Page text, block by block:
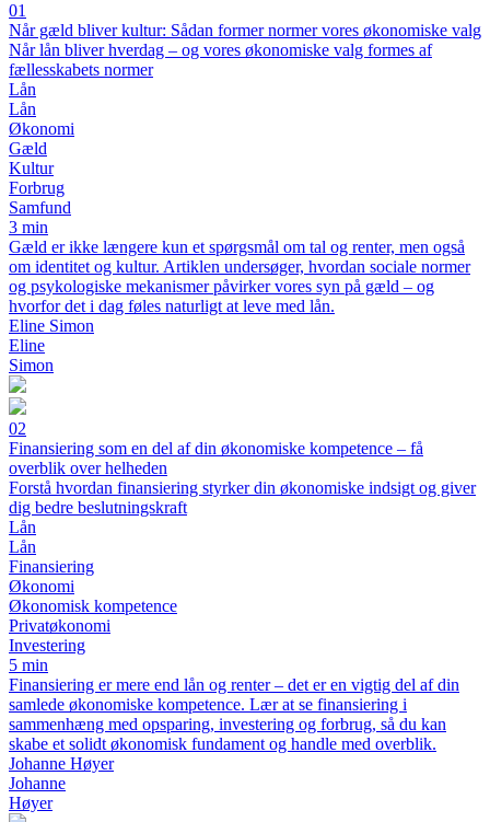
01
Når gæld bliver kultur: Sådan former normer vores økonomiske valg
Når lån bliver hverdag – og vores økonomiske valg formes af
fællesskabets normer
Lån
Lån
Økonomi
Gæld
Kultur
Forbrug
Samfund
3 min
Gæld er ikke længere kun et spørgsmål om tal og renter, men også
om identitet og kultur. Artiklen undersøger, hvordan sociale normer
og psykologiske mekanismer påvirker vores syn på gæld – og
hvorfor det i dag føles naturligt at leve med lån.
Eline Simon
Eline
Simon
02
Finansiering som en del af din økonomiske kompetence – få
overblik over helheden
Forstå hvordan finansiering styrker din økonomiske indsigt og giver
dig bedre beslutningskraft
Lån
Lån
Finansiering
Økonomi
Økonomisk kompetence
Privatøkonomi
Investering
5 min
Finansiering er mere end lån og renter – det er en vigtig del af din
samlede økonomiske kompetence. Lær at se finansiering i
sammenhæng med opsparing, investering og forbrug, så du kan
skabe et solidt økonomisk fundament og handle med overblik.
Johanne Høyer
Johanne
Høyer